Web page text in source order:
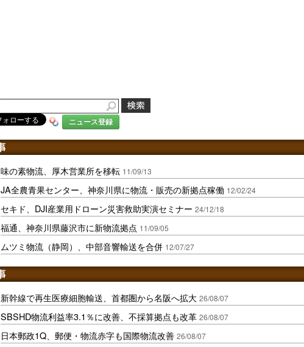
ニュース登録
味の素物流、厚木営業所を移転 11/09/13
JA全農青果センター、神奈川県に物流・販売の新拠点稼働 12/02/24
セキド、DJI産業用ドローン災害救助実演セミナー 24/12/18
福通、神奈川県藤沢市に新物流拠点 11/09/05
ムツミ物流（静岡）、中部音響輸送を合併 12/07/27
新幹線で再生医療細胞輸送、首都圏から名阪へ拡大 26/08/07
SBSHD物流利益率3.1％に改善、不採算拠点も改革 26/08/07
日本郵政1Q、郵便・物流赤字も国際物流改善 26/08/07